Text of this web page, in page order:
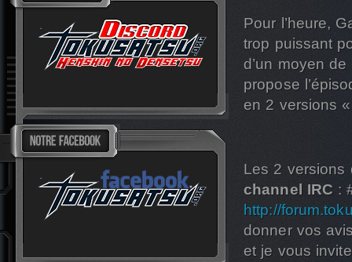
Pour l’heure,
trop puissant
d’un moyen
propose
en 2 versions
Les 2
channel IRC :
http://
donner vos
et je vous